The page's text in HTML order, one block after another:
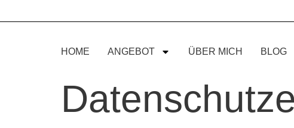
HOME ANGEBOT ÜBER MICH BLOG